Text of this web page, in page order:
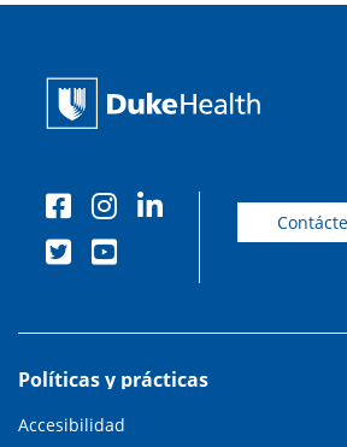
Políticas y prácticas
Accesibilidad